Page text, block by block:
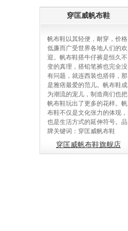
穿匡威帆布鞋
帆布鞋以其轻便，耐穿，价格
低廉而广受世界各地人们的欢
迎。帆布鞋搭牛仔裤是恒久不
变的真理，搭铅笔裤也完全没
有问题，就连西装也搭得，那
是雅痞最爱的范儿。帆布鞋成
为潮流的宠儿，制造商们也把
帆布鞋玩出了更多的花样。帆
布鞋不仅是文化张力的体现，
也是生活方式的延伸符号。品
牌关键词：穿匡威帆布鞋
穿匡威帆布鞋旗舰店